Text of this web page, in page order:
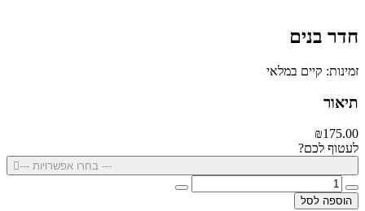
חדר בנים
זמינות: קיים במלאי
תיאור
₪175.00
לעטוף לכם?
--- בחרו אפשרויות ---
הוספה לסל